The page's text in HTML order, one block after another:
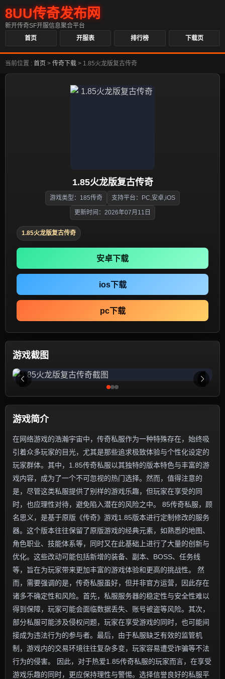
8UU传奇发布网
新开传奇SF开服信息聚合平台
首页
开服表 排行榜 下载页
当前位置 : 首页 > 传奇下载 > 1.85火龙版复古传奇
1.85火龙版复古传奇
游戏类型：185传奇 支持平台：PC,安卓,iOS
更新时间：2026年07月11日
1.85火龙版复古传奇
安卓下载
ios下载
pc下载
游戏截图
游戏简介
在网络游戏的浩瀚宇宙中，传奇私服作为一种特殊存在，始终吸
引着众多玩家的目光，尤其是那些追求极致体验与个性化设定的
玩家群体。其中，1.85传奇私服以其独特的版本特色与丰富的游
戏内容，成为了一个不可忽视的热门选择。然而，值得注意的
是，尽管这类私服提供了别样的游戏乐趣，但玩家在享受的同
时，也应理性对待，避免陷入潜在的风险之中。 85传奇私服，顾
名思义，是基于原版《传奇》游戏1.85版本进行定制修改的服务
器。这个版本往往保留了原版游戏的经典元素，如熟悉的地图、
角色职业、技能体系等，同时又在此基础上进行了大量的创新与
优化。这些改动可能包括新增的装备、副本、BOSS、任务线
等，旨在为玩家带来更加丰富的游戏体验和更高的挑战性。 然
而，需要强调的是，传奇私服虽好，但并非官方运营，因此存在
诸多不确定性和风险。首先，私服服务器的稳定性与安全性难以
得到保障，玩家可能会面临数据丢失、账号被盗等风险。其次，
部分私服可能涉及侵权问题，玩家在享受游戏的同时，也可能间
接成为违法行为的参与者。最后，由于私服缺乏有效的监管机
制，游戏内的交易环境往往复杂多变，玩家容易遭受诈骗等不法
行为的侵害。 因此，对于热爱1.85传奇私服的玩家而言，在享受
游戏乐趣的同时，更应保持理性与警惕。选择信誉良好的私服平